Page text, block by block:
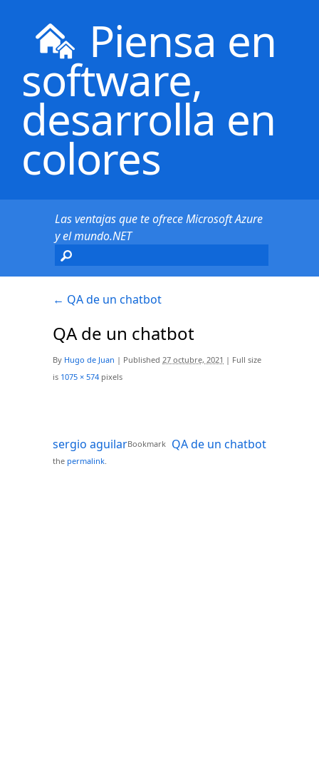
Piensa en
software,
desarrolla en
colores
Las ventajas que te ofrece Microsoft Azure
y el mundo.NET
← QA de un chatbot
QA de un chatbot
By Hugo de Juan | Published 27 octubre, 2021 | Full size
is 1075 × 574 pixels
sergio aguilar QA de un chatbot
Bookmark
the permalink